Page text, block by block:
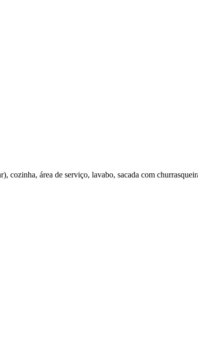
cozinha, área de serviço, lavabo, sacada com